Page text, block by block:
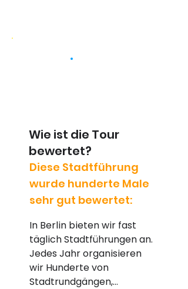
Wie ist die Tour
bewertet?
Diese Stadtführung
wurde hunderte Male
sehr gut bewertet:
In Berlin bieten wir fast
täglich Stadtführungen an.
Jedes Jahr organisieren
wir Hunderte von
Stadtrundgängen,…